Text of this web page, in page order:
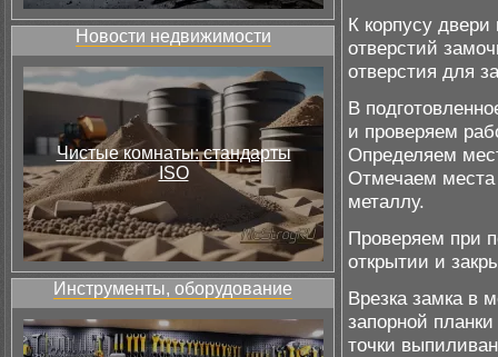
Новости недвижимости
Чистые комнаты: стандарты
ISO
Инструменты, оборудование
К корпусу
отверстий
отверстия для
В
и проверяем
Определяем
Отмечаем
металлу.
Проверяем при
открытии и
Врезка замка в
запорной
точки